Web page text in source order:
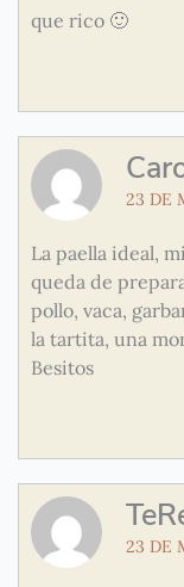
que rico 🙂
23 DE
La paella ideal,
queda de
pollo, vaca,
la tartita, una
Besitos
23 DE